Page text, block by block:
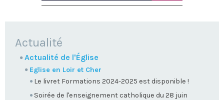
NAVIGATION
Actualité
Actualité de l'Église
Eglise en Loir et Cher
Le livret Formations 2024-2025 est disponible !
Soirée de l'enseignement catholique du 28 juin